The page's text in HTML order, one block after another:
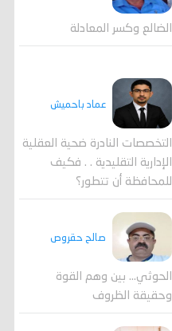
الضالع وكسر المعادلة
عماد باحميش
التخصصات النادرة ضحية العقلية
الإدارية التقليدية . . فكيف
للمحافظة أن تتطور؟
صالح حقروص
الحوثي... بين وهم القوة
وحقيقة الظروف